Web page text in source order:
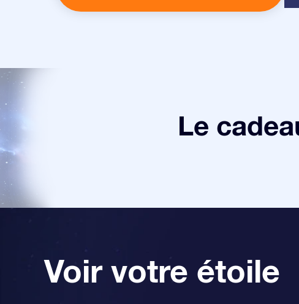
Le
Voir votre étoile